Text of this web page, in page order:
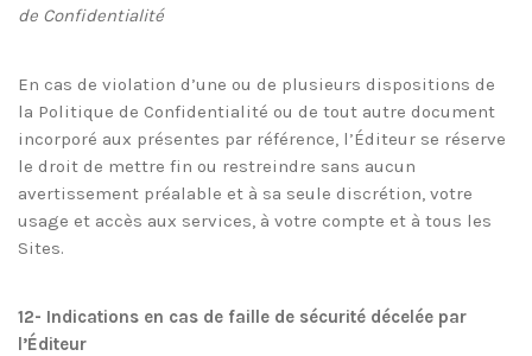
de Confidentialité
En cas de violation d’une ou de plusieurs dispositions de
la Politique de Confidentialité ou de tout autre document
incorporé aux présentes par référence, l’Éditeur se réserve
le droit de mettre fin ou restreindre sans aucun
avertissement préalable et à sa seule discrétion, votre
usage et accès aux services, à votre compte et à tous les
Sites.
12- Indications en cas de faille de sécurité décelée par
l’Éditeur